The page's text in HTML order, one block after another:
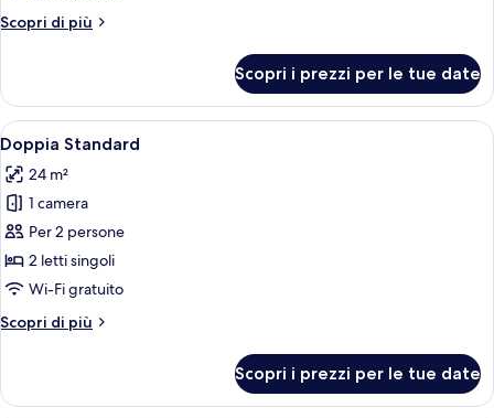
Scopri di più
Altri
Junior
Scopri i prezzi per le tue date
Apri
tutte
le
foto
per
Doppia
Standard
Camera d'albergo con un letto
6
Doppia Standard
24 m²
1 camera
Per 2 persone
2 letti singoli
Wi-Fi gratuito
Scopri di più
Altri
Standard
Scopri i prezzi per le tue date